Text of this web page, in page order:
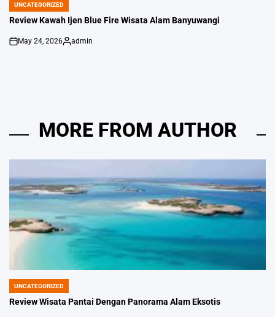
POSTED
IN
UNCATEGORIZED
Review Kawah Ijen Blue Fire Wisata Alam Banyuwangi
on
May 24, 2026
Posted
admin
MORE FROM AUTHOR
POSTED
IN
UNCATEGORIZED
Review Wisata Pantai Dengan Panorama Alam Eksotis